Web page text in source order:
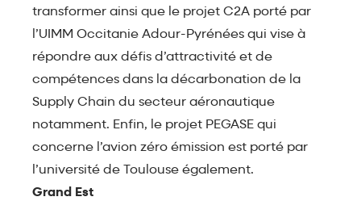
transformer ainsi que le projet C2A porté par
l’UIMM Occitanie Adour-Pyrénées qui vise à
répondre aux défis d’attractivité et de
compétences dans la décarbonation de la
Supply Chain du secteur aéronautique
notamment. Enfin, le projet PEGASE qui
concerne l’avion zéro émission est porté par
l’université de Toulouse également.
Grand Est